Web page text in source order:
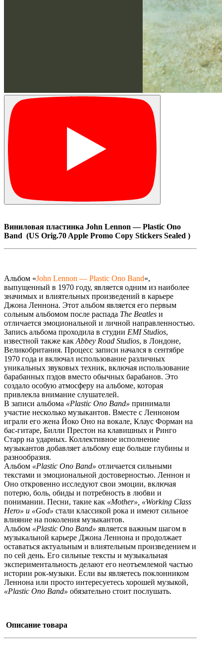
Виниловая пластинка John Lennon — Plastic Ono
Band (US Orig.70 Apple Promo Copy Stickers Sealed )
Альбом «John Lennon — Plastic Ono Band«,
выпущенный в 1970 году, является одним из наиболее
значимых и влиятельных произведений в карьере
Джона Леннона. Этот альбом является его первым
сольным альбомом после распада The Beatles и
отличается эмоциональной и личной направленностью.
Запись альбома проходила в студии EMI Studios,
известной также как Abbey Road Studios, в Лондоне,
Великобритания. Процесс записи начался в сентябре
1970 года и включал использование различных
уникальных звуковых техник, включая использование
барабанных пэдов вместо обычных барабанов. Это
создало особую атмосферу на альбоме, которая
привлекла внимание слушателей.
В записи альбома «Plastic Ono Band» принимали
участие несколько музыкантов. Вместе с Ленноном
играли его жена Йоко Оно на вокале, Клаус Форман на
бас-гитаре, Билли Престон на клавишных и Ринго
Старр на ударных. Коллективное исполнение
музыкантов добавляет альбому еще больше глубины и
разнообразия.
Альбом «Plastic Ono Band» отличается сильными
текстами и эмоциональной достоверностью. Леннон и
Оно откровенно исследуют свои эмоции, включая
потерю, боль, обиды и потребность в любви и
понимании. Песни, такие как «Mother», «Working Class
Hero» и «God» стали классикой рока и имеют сильное
влияние на поколения музыкантов.
Альбом «Plastic Ono Band» является важным шагом в
музыкальной карьере Джона Леннона и продолжает
оставаться актуальным и влиятельным произведением и
по сей день. Его сильные тексты и музыкальная
экспериментальность делают его неотъемлемой частью
истории рок-музыки. Если вы являетесь поклонником
Леннона или просто интересуетесь хорошей музыкой,
«Plastic Ono Band» обязательно стоит послушать.
Описание товара